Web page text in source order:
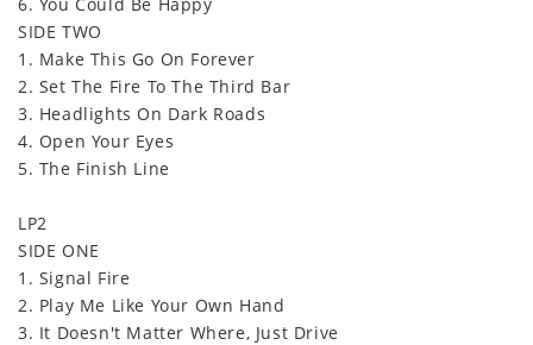
SIDE TWO
1. Make This Go On Forever
2. Set The Fire To The Third Bar
3. Headlights On Dark Roads
4. Open Your Eyes
5. The Finish Line
LP2
SIDE ONE
1. Signal Fire
2. Play Me Like Your Own Hand
3. It Doesn't Matter Where, Just Drive